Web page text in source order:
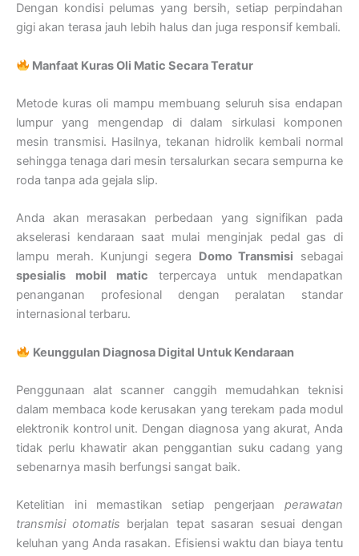
Dengan kondisi pelumas yang bersih, setiap perpindahan
gigi akan terasa jauh lebih halus dan juga responsif kembali.
Manfaat Kuras Oli Matic Secara Teratur
Metode kuras oli mampu membuang seluruh sisa endapan
lumpur yang mengendap di dalam sirkulasi komponen
mesin transmisi. Hasilnya, tekanan hidrolik kembali normal
sehingga tenaga dari mesin tersalurkan secara sempurna ke
roda tanpa ada gejala slip.
Anda akan merasakan perbedaan yang signifikan pada
akselerasi kendaraan saat mulai menginjak pedal gas di
lampu merah. Kunjungi segera Domo Transmisi sebagai
spesialis mobil matic terpercaya untuk mendapatkan
penanganan profesional dengan peralatan standar
internasional terbaru.
Keunggulan Diagnosa Digital Untuk Kendaraan
Penggunaan alat scanner canggih memudahkan teknisi
dalam membaca kode kerusakan yang terekam pada modul
elektronik kontrol unit. Dengan diagnosa yang akurat, Anda
tidak perlu khawatir akan penggantian suku cadang yang
sebenarnya masih berfungsi sangat baik.
Ketelitian ini memastikan setiap pengerjaan perawatan
transmisi otomatis berjalan tepat sasaran sesuai dengan
keluhan yang Anda rasakan. Efisiensi waktu dan biaya tentu